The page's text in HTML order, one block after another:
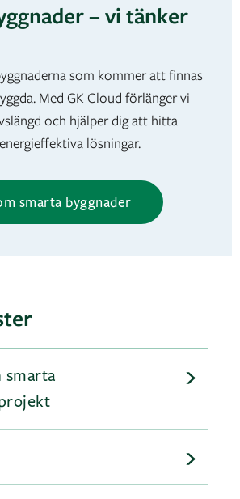
– vi tänker
som kommer att finnas
Med GK Cloud förlänger vi
och hjälper dig att hitta
lösningar.
smarta byggnader
smarta